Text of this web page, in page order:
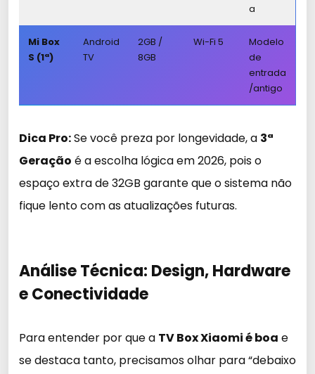
a
Mi Box
S (1ª)
Android
TV
2GB /
8GB
Wi-Fi 5
Modelo
de
entrada
/antigo
Dica Pro:Se você preza por longevidade, a 3ª
Geração é a escolha lógica em 2026, pois o
espaço extra de 32GB garante que o sistema não
fique lento com as atualizações futuras.
Análise Técnica: Design, Hardware
e Conectividade
Para entender por que a TV Box Xiaomi é boa e
se destaca tanto, precisamos olhar para “debaixo